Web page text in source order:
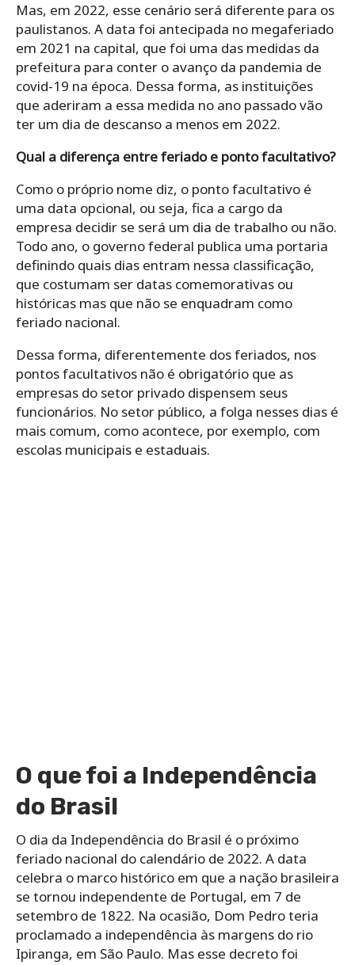
Mas, em 2022, esse cenário será diferente para os
paulistanos. A data foi antecipada no megaferiado
em 2021 na capital, que foi uma das medidas da
prefeitura para conter o avanço da pandemia de
covid-19 na época. Dessa forma, as instituições
que aderiram a essa medida no ano passado vão
ter um dia de descanso a menos em 2022.
Qual a diferença entre feriado e ponto facultativo?
Como o próprio nome diz, o ponto facultativo é
uma data opcional, ou seja, fica a cargo da
empresa decidir se será um dia de trabalho ou não.
Todo ano, o governo federal publica uma portaria
definindo quais dias entram nessa classificação,
que costumam ser datas comemorativas ou
históricas mas que não se enquadram como
feriado nacional.
Dessa forma, diferentemente dos feriados, nos
pontos facultativos não é obrigatório que as
empresas do setor privado dispensem seus
funcionários. No setor público, a folga nesses dias é
mais comum, como acontece, por exemplo, com
escolas municipais e estaduais.
O que foi a Independência
do Brasil
O dia da Independência do Brasil é o próximo
feriado nacional do calendário de 2022. A data
celebra o marco histórico em que a nação brasileira
se tornou independente de Portugal, em 7 de
setembro de 1822. Na ocasião, Dom Pedro teria
proclamado a independência às margens do rio
Ipiranga, em São Paulo. Mas esse decreto foi